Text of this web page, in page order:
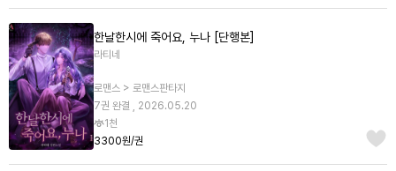
한날한시에 죽어요, 누나 [단행본]
라티네
로맨스 > 로맨스판타지
7권 완결 , 2026.05.20
1천
3300원/권